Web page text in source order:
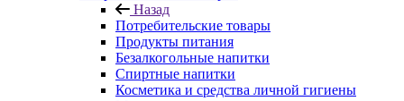
Назад
Потребительские товары
Продукты питания
Безалкогольные напитки
Спиртные напитки
Косметика и средства личной гигиены